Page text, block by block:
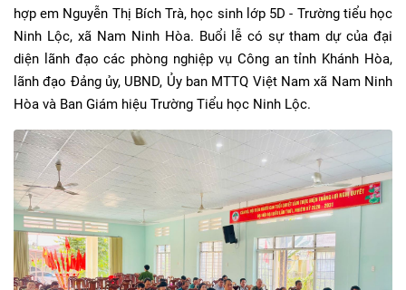
hợp em Nguyễn Thị Bích Trà, học sinh lớp 5D - Trường tiểu học
Ninh Lộc, xã Nam Ninh Hòa. Buổi lễ có sự tham dự của đại
diện lãnh đạo các phòng nghiệp vụ Công an tỉnh Khánh Hòa,
lãnh đạo Đảng ủy, UBND, Ủy ban MTTQ Việt Nam xã Nam Ninh
Hòa và Ban Giám hiệu Trường Tiểu học Ninh Lộc.